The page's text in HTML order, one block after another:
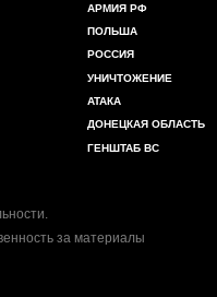
АРМИЯ РФ
ПОЛЬША
РОССИЯ
УНИЧТОЖЕНИЕ
АТАКА
ДОНЕЦКАЯ ОБЛАСТЬ
ГЕНШТАБ ВС
.
за материалы